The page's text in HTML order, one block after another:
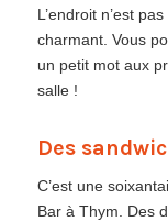
L’endroit n’est
charmant. Vous
un petit mot aux
salle !
Des
C’est une
Bar à Thym. Des